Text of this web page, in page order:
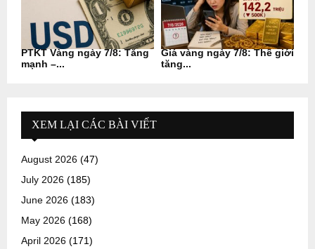
PTKT Vàng ngày 7/8: Tăng
mạnh –...
Giá vàng ngày 7/8: Thế giới
tăng...
XEM LẠI CÁC BÀI VIẾT
August 2026 (47)
July 2026 (185)
June 2026 (183)
May 2026 (168)
April 2026 (171)